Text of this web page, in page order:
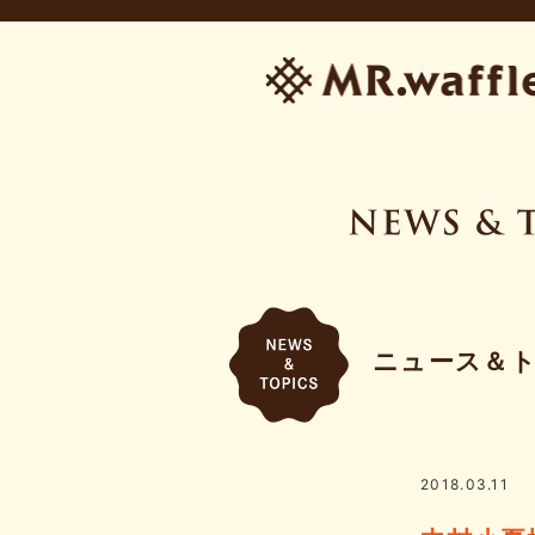
ニュース＆
2018.03.11